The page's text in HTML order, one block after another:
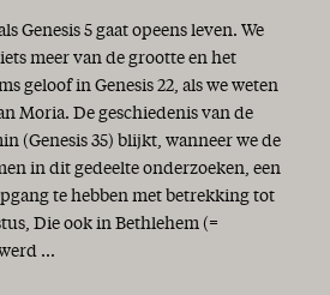
Genesis 5 gaat opeens leven. We
meer van de grootte en het
geloof in Genesis 22, als we weten
Moria. De geschiedenis van de
(Genesis 35) blijkt, wanneer we de
in dit gedeelte onderzoeken, een
te hebben met betrekking tot
Die ook in Bethlehem (=
...